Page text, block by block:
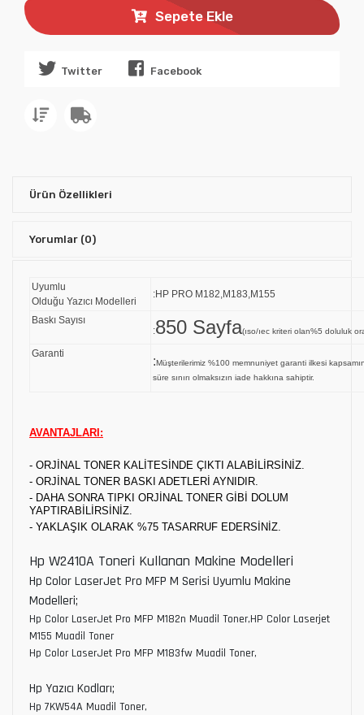
Sepete Ekle
Twitter Facebook
Ürün Özellikleri
Yorumlar (0)
Uyumlu
Olduğu Yazıcı Modelleri
:HP PRO M182,M183,M155
Baskı Sayısı
:850 Sayfa(ıso/ıec kriteri olan%5 doluluk
Garanti
:Müşterilerimiz %100 memnuniyet garanti ilkesi
süre sınırı olmaksızın iade hakkına sahiptir.
AVANTAJLARI:
- ORJİNAL TONER KALİTESİNDE ÇIKTI ALABİLİRSİNİZ.
- ORJİNAL TONER BASKI ADETLERİ AYNIDIR.
- DAHA SONRA TIPKI ORJİNAL TONER GİBİ DOLUM
YAPTIRABİLİRSİNİZ.
- YAKLAŞIK OLARAK %75 TASARRUF EDERSİNİZ.
Hp W2410A Toneri Kullanan Makine Modelleri
Hp Color LaserJet Pro MFP M Serisi Uyumlu Makine
Modelleri;
Hp Color LaserJet Pro MFP M182n Muadil Toner,HP Color Laserjet
M155 Muadil Toner
Hp Color LaserJet Pro MFP M183fw Muadil Toner,
Hp Yazıcı Kodları;
Hp 7KW54A Muadil Toner,